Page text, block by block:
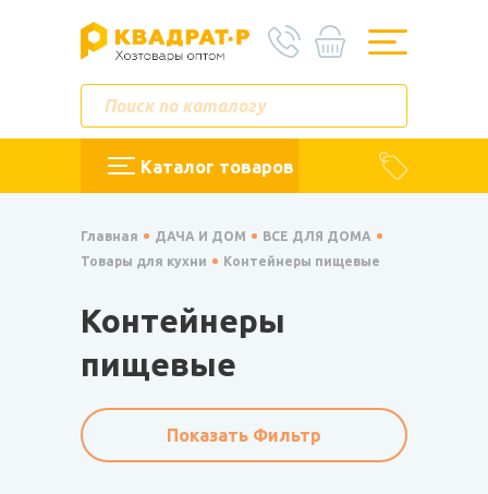
Каталог товаров
Главная ДАЧА И ДОМ
ВСЕ ДЛЯ ДОМА
Товары для кухни
Контейнеры пищевые
Контейнеры
пищевые
Показать Фильтр